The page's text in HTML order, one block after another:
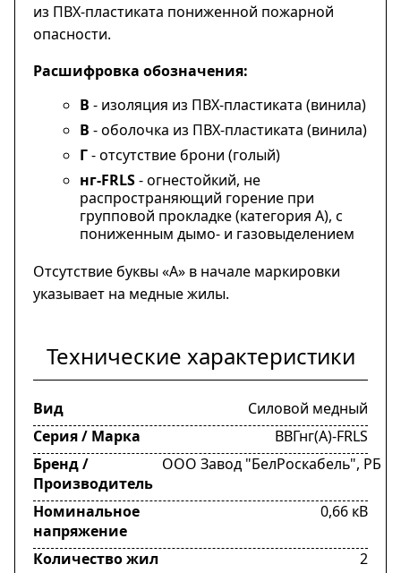
из ПВХ-пластиката пониженной пожарной
опасности.
Расшифровка обозначения:
В - изоляция из ПВХ-пластиката (винила)
В - оболочка из ПВХ-пластиката (винила)
Г- отсутствие брони (голый)
нг-FRLS- огнестойкий, не
распространяющий горение при
групповой прокладке (категория А), с
пониженным дымо- и газовыделением
Отсутствие буквы «А» в начале маркировки
указывает на медные жилы.
Технические характеристики
Вид
Силовой медный
Серия / Марка
ВВГнг(А)-FRLS
Бренд /
Производитель
ООО Завод "БелРоскабель", РБ
Номинальное
напряжение
0,66 кВ
Количество жил
2